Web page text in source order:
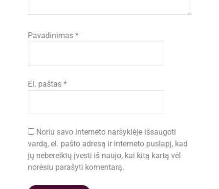
Pavadinimas*
El. paštas*
Noriu savo interneto naršyklėje išsaugoti
vardą, el. pašto adresą ir interneto puslapį, kad
jų nebereiktų įvesti iš naujo, kai kitą kartą vėl
norėsiu parašyti komentarą.